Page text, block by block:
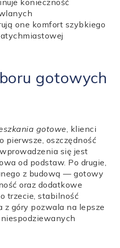
konieczność
one komfort szybkiego
gotowych
gotowe, klienci
pierwsze, oszczędność
się jest
od podstaw. Po drugie,
z budową — gotowy
oraz dodatkowe
trzecie, stabilność
góry pozwala na lepsze